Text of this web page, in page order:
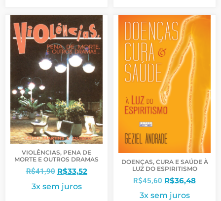
VIOLÊNCIAS, PENA DE
MORTE E OUTROS DRAMAS
R$41,90 R$33,52
3x sem juros
DOENÇAS, CURA E SAÚDE À
LUZ DO ESPIRITISMO
R$45,60 R$36,48
3x sem juros